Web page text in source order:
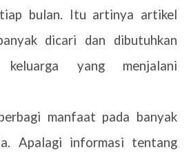
bulan. Itu artinya artikel
dicari dan dibutuhkan
yang menjalani
manfaat pada banyak
Apalagi informasi tentang